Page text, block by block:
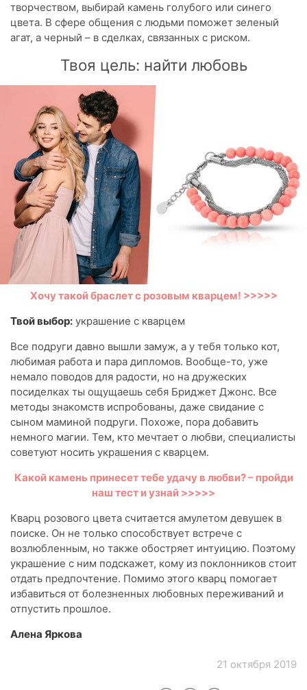
творчеством, выбирай камень голубого или синего
цвета. В сфере общения с людьми поможет зеленый
агат, а черный – в сделках, связанных с риском.
Твоя цель: найти любовь
Хочу такой браслет с розовым кварцем! >>>>>
Твой выбор: украшение с кварцем
Все подруги давно вышли замуж, а у тебя только кот,
любимая работа и пара дипломов. Вообще-то, уже
немало поводов для радости, но на дружеских
посиделках ты ощущаешь себя Бриджет Джонс. Все
методы знакомств испробованы, даже свидание с
сыном маминой подруги. Похоже, пора добавить
немного магии. Тем, кто мечтает о любви, специалисты
советуют носить украшения с кварцем.
Какой камень принесет тебе удачу в любви? – пройди
наш тест и узнай >>>>>
Кварц розового цвета считается амулетом девушек в
поиске. Он не только способствует встрече с
возлюбленным, но также обостряет интуицию. Поэтому
украшение с ним подскажет, кому из поклонников стоит
отдать предпочтение. Помимо этого кварц помогает
избавиться от болезненных любовных переживаний и
отпустить прошлое.
Алена Яркова
21 октября 2019